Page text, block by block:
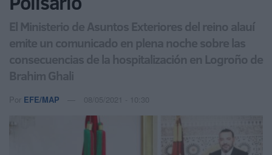
El Ministerio de Asuntos Exteriores del reino alauí
emite un comunicado en plena noche sobre las
consecuencias de la hospitalización en Logroño de
Brahim Ghali
Por EFE/MAP 08/05/2021 - 10:30